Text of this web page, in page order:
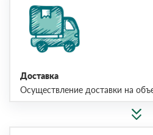
Доставка
Осуществление доставки на